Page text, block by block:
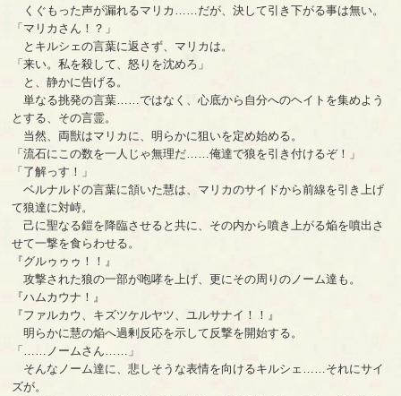
くぐもった声が漏れるマリカ……だが、決して引き下がる事は無い。
「マリカさん！？」
とキルシェの言葉に返さず、マリカは。
「来い。私を殺して、怒りを沈めろ」
と、静かに告げる。
単なる挑発の言葉……ではなく、心底から自分へのヘイトを集めよう
とする、その言霊。
当然、両獣はマリカに、明らかに狙いを定め始める。
「流石にこの数を一人じゃ無理だ……俺達で狼を引き付けるぞ！」
「了解っす！」
ベルナルドの言葉に頷いた慧は、マリカのサイドから前線を引き上げ
て狼達に対峙。
己に聖なる鎧を降臨させると共に、その内から噴き上がる焔を噴出さ
せて一撃を食らわせる。
『グルゥゥゥ！！』
攻撃された狼の一部が咆哮を上げ、更にその周りのノーム達も。
『ハムカウナ！』
『ファルカウ、キズツケルヤツ、ユルサナイ！！』
明らかに慧の焔へ過剰反応を示して反撃を開始する。
「……ノームさん……」
そんなノーム達に、悲しそうな表情を向けるキルシェ……それにサイ
ズが。